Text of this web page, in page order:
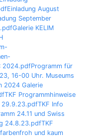
Einladung August
September
Galerie KELIM
2024.pdfProgramm für
16-00 Uhr. Museums
2024 Galerie
TKF Programmhinweise
29.9.23.pdfTKF Info
24.11 und Swiss
24.8.23.pdfTKF
und kaum